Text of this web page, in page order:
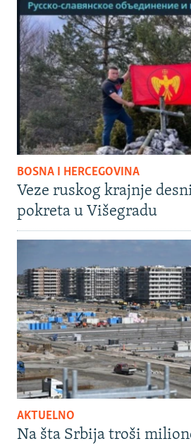
BOSNA I HERCEGOVINA
Veze ruskog krajnje
pokreta u Višegradu
AKTUELNO
Na šta Srbija troši